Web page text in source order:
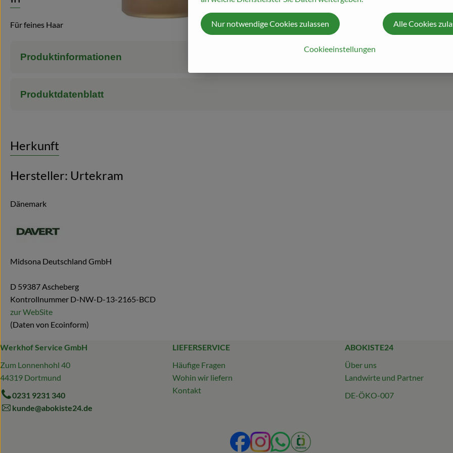
Für feines Haar
Produktinformationen
Produktdatenblatt
Herkunft
Hersteller: Urtekram
Dänemark
Midsona Deutschland GmbH
D 59387 Ascheberg
Kontrollnummer D-NW-D-13-2165-BCD
zur WebSite
(Daten von Ecoinform)
Werkhof Service GmbH
Zum Lonnenhohl 40
44319 Dortmund
0231 9231 340
kunde@abokiste24.de
LIEFERSERVICE
Häufige Fragen
Wohin wir liefern
Kontakt
ABOKISTE24
Über uns
Landwirte und Partner
DE-ÖKO-007
Externer Link zu https://www.facebook.com/
Externer Link zu https://www.instagram.com/
Externer Link zu https://wa.me/492319231340
Externer Link zu https://
Cookieeinstellungen
Nur notwendige Cookies zulassen Alle Cookies